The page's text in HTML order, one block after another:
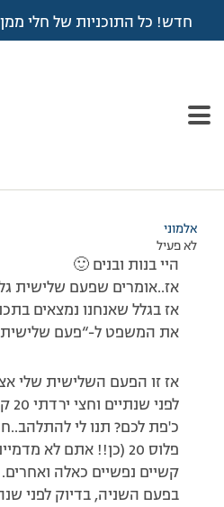
חדש! כל התוכניות של חלי
עמוד הבית >דיונים>פורום >תושבת
מוצגות 2 תגובות – 1 עד 2 (מתוך 2 סה״כ)
אלמוני
לא פעיל
היי בנות ובנים 🙂
אז..אומרים שפעם שלישית
אז בגלל שאנחנו נמצאים
את המשפט ל-“פעם שלישית
אז זו הפעם השלישית שלי
כ'פת לכם? תנו לי
קשיים נפשיים כאלה ואחרים.